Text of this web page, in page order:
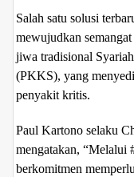
Salah satu solusi
mewujudkan
jiwa tradisional
(PKKS), yang
penyakit kritis.
Paul Kartono selaku
mengatakan, “Melalui
berkomitmen